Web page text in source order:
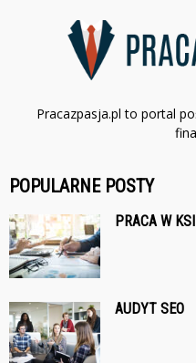
Pracazpasja.pl to portal
POPULARNE POSTY
PRACA W
AUDYT SEO